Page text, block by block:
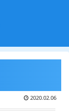
2020.02.06